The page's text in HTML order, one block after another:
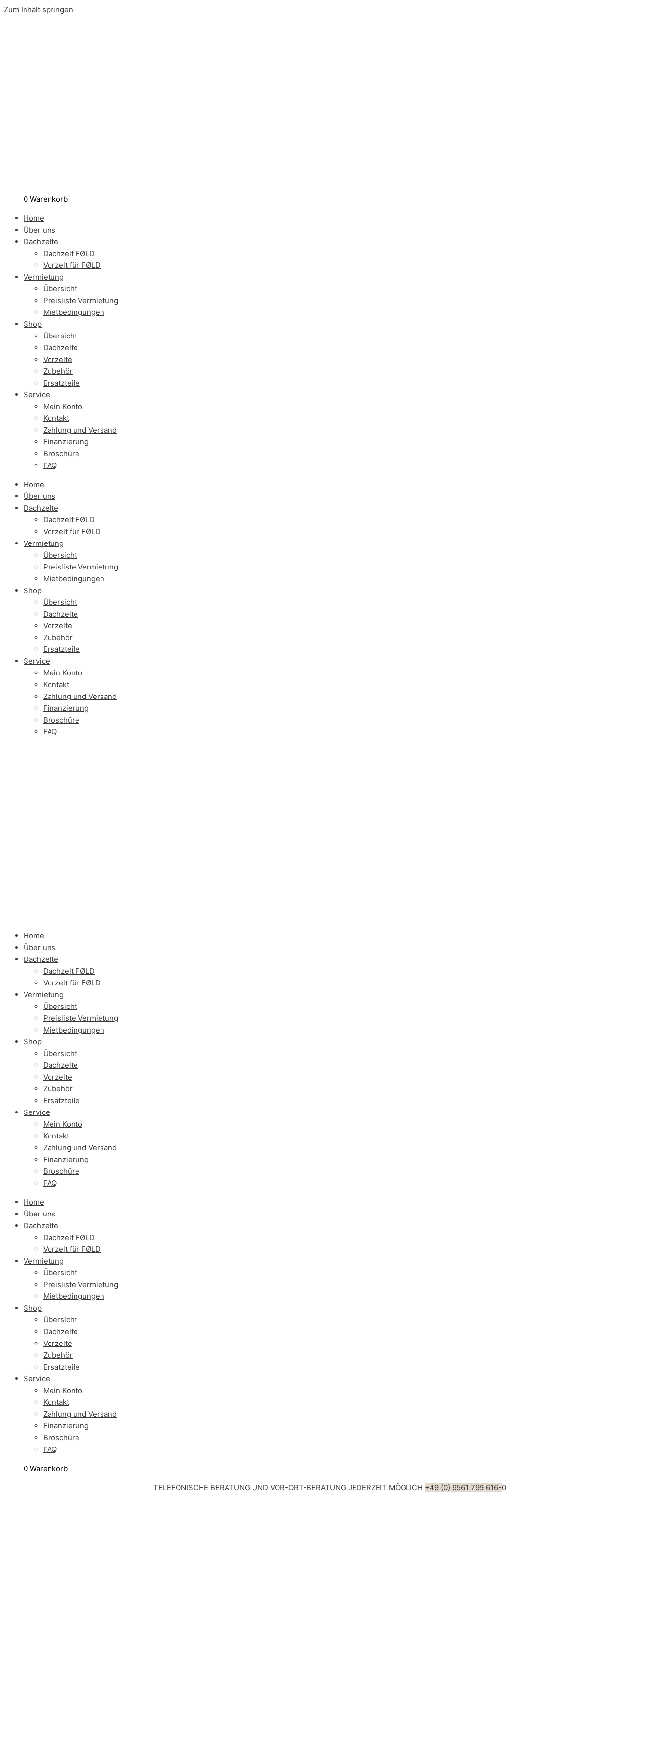
Zum Inhalt springen
0 Warenkorb
Home
Über uns
Dachzelte
Dachzelt FØLD
Vorzelt für FØLD
Vermietung
Übersicht
Preisliste Vermietung
Mietbedingungen
Shop
Übersicht
Dachzelte
Vorzelte
Zubehör
Ersatzteile
Service
Mein Konto
Kontakt
Zahlung und Versand
Finanzierung
Broschüre
FAQ
Home
Über uns
Dachzelte
Dachzelt FØLD
Vorzelt für FØLD
Vermietung
Übersicht
Preisliste Vermietung
Mietbedingungen
Shop
Übersicht
Dachzelte
Vorzelte
Zubehör
Ersatzteile
Service
Mein Konto
Kontakt
Zahlung und Versand
Finanzierung
Broschüre
FAQ
Home
Über uns
Dachzelte
Dachzelt FØLD
Vorzelt für FØLD
Vermietung
Übersicht
Preisliste Vermietung
Mietbedingungen
Shop
Übersicht
Dachzelte
Vorzelte
Zubehör
Ersatzteile
Service
Mein Konto
Kontakt
Zahlung und Versand
Finanzierung
Broschüre
FAQ
Home
Über uns
Dachzelte
Dachzelt FØLD
Vorzelt für FØLD
Vermietung
Übersicht
Preisliste Vermietung
Mietbedingungen
Shop
Übersicht
Dachzelte
Vorzelte
Zubehör
Ersatzteile
Service
Mein Konto
Kontakt
Zahlung und Versand
Finanzierung
Broschüre
FAQ
0 Warenkorb
TELEFONISCHE BERATUNG UND VOR-ORT-BERATUNG JEDERZEIT MÖGLICH +49 (0) 9561 799 616-0